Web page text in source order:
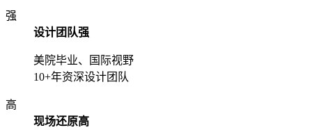
强
设计团队强
美院毕业、国际视野
10+年资深设计团队
高
现场还原高